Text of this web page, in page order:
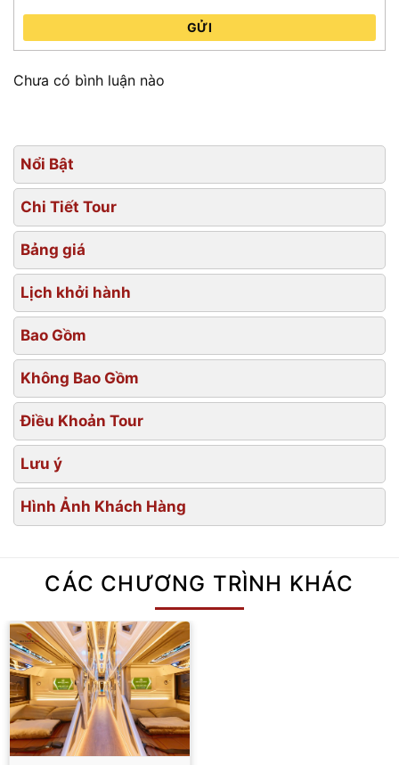
GỬI
Chưa có bình luận nào
Nổi Bật
Chi Tiết Tour
Bảng giá
Lịch khởi hành
Bao Gồm
Không Bao Gồm
Điều Khoản Tour
Lưu ý
Hình Ảnh Khách Hàng
CÁC CHƯƠNG TRÌNH KHÁC